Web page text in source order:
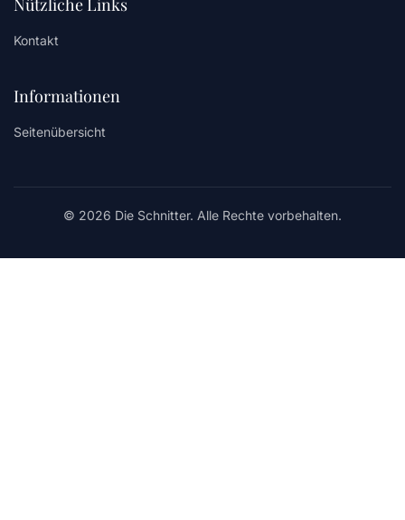
Nützliche Links
Kontakt
Informationen
Seitenübersicht
© 2026 Die Schnitter. Alle Rechte vorbehalten.